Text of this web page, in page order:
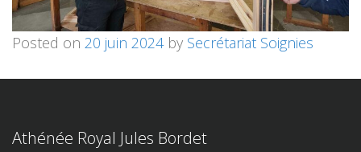
Posted on 20 juin 2024by Secrétariat Soignies
Athénée Royal Jules Bordet